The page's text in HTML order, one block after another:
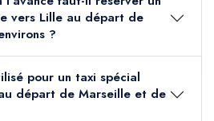
vers Lille au départ de
?
pour un taxi spécial
départ de Marseille et de